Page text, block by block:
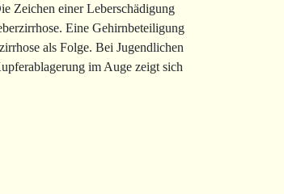
Zeichen einer Leberschädigung
Eine Gehirnbeteiligung
als Folge. Bei Jugendlichen
im Auge zeigt sich